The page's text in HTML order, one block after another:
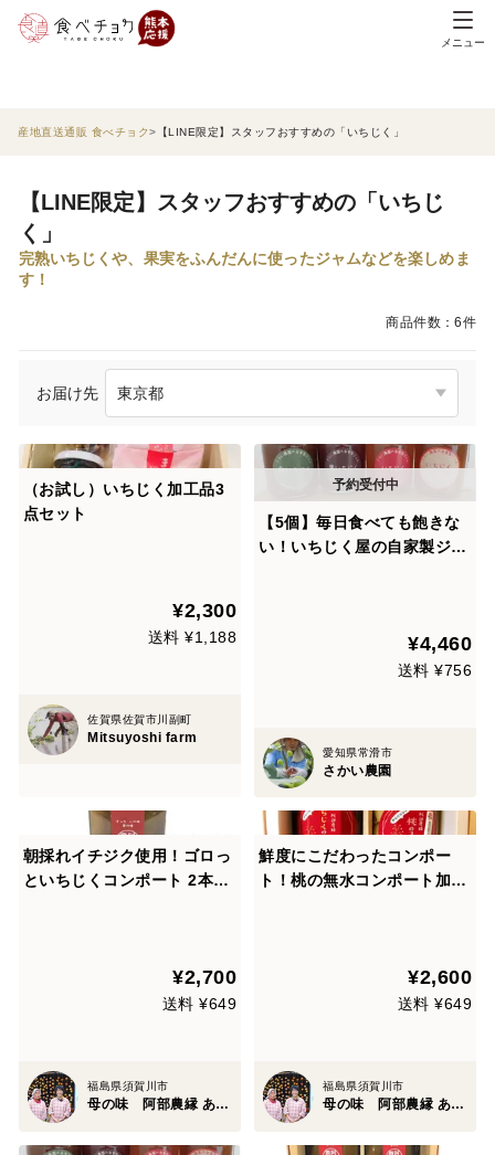
メニュー
産地直送通販 食べチョク 【LINE限定】スタッフおすすめの「いちじく」
【LINE限定】スタッフおすすめの「いちじ
く」
完熟いちじくや、果実をふんだんに使ったジャムなどを楽しめま
す！
商品件数：6件
お届け先
（お試し）いちじく加工品3
点セット
¥2,300
送料 ¥1,188
佐賀県佐賀市川副町
Mitsuyoshi farm
【5個】毎日食べても飽きな
い！いちじく屋の自家製ジャ
¥4,460
送料 ¥756
愛知県常滑市
さかい農園
朝採れイチジク使用！ゴロっ
といちじくコンポート 2本セ
¥2,700
送料 ¥649
福島県須賀川市
母の味 阿部農縁 あべのうえん
鮮度にこだわったコンポー
ト！桃の無水コンポート加糖
入り 贈り物・贈答用に¥2,600
送料 ¥649
福島県須賀川市
母の味 阿部農縁 あべのうえん